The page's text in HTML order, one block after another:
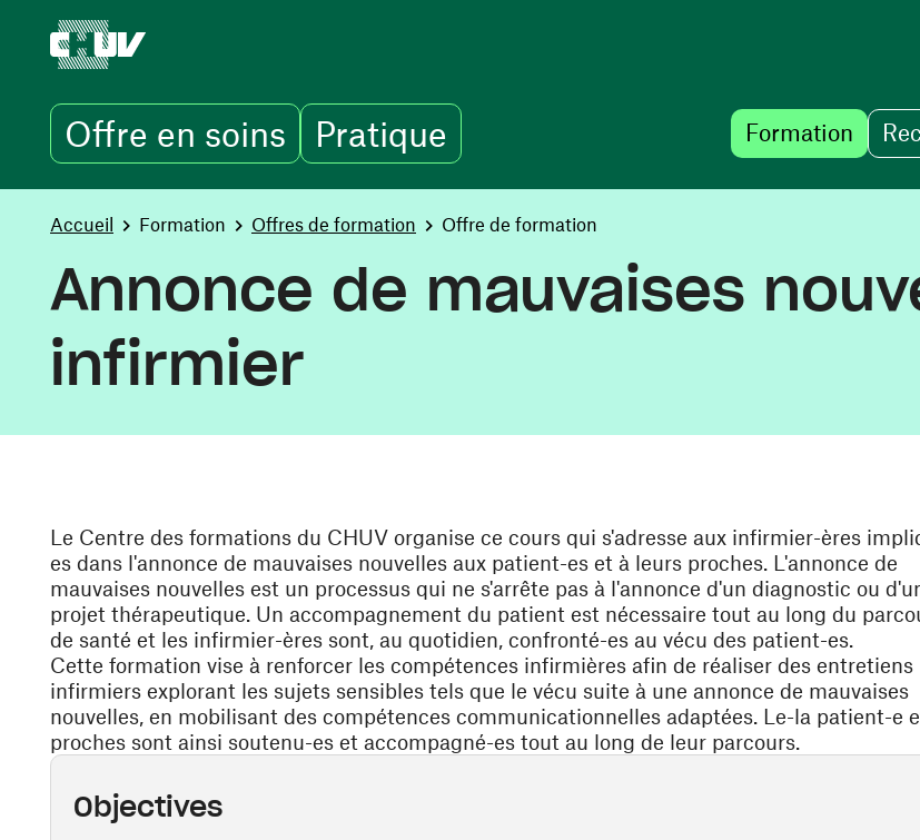
Offre en soins Pratique Formation
You are here:
Accueil Formation Offres de formation Offre de formation
Annonce de mauvaises
infirmier
Le Centre des formations du CHUV organise ce cours qui s'adresse aux infirmier-ères
es dans l'annonce de mauvaises nouvelles aux patient-es et à leurs proches. L'annonce de
mauvaises nouvelles est un processus qui ne s'arrête pas à l'annonce d'un diagnostic ou
projet thérapeutique. Un accompagnement du patient est nécessaire tout au long du
de santé et les infirmier-ères sont, au quotidien, confronté-es au vécu des patient-es.
Cette formation vise à renforcer les compétences infirmières afin de réaliser des entretiens
infirmiers explorant les sujets sensibles tels que le vécu suite à une annonce de mauvaises
nouvelles, en mobilisant des compétences communicationnelles adaptées. Le-la patient-e
proches sont ainsi soutenu-es et accompagné-es tout au long de leur parcours.
Objectives